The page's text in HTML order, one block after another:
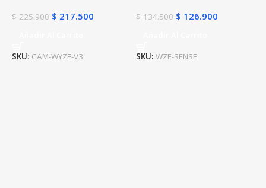
$225.900 $ 217.500
SKU: CAM-WYZE-V3
$134.500 $ 126.900
SKU: WZE-SENSE